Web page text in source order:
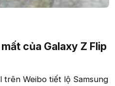
của Galaxy Z Flip
trên Weibo tiết lộ Samsung